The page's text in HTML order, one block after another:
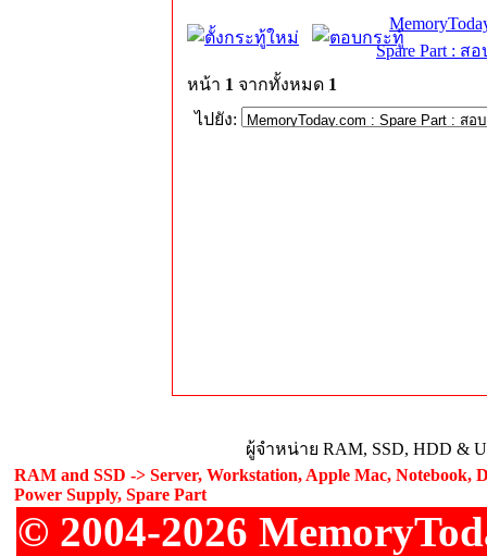
Spare Part : ส
หน้า 1 จากทั้งหมด 1
ไปยัง:
ผู้จำหน่าย RAM, SSD, HDD &
RAM and SSD -> Server, Workstation, Apple Mac, Notebook,
Power Supply, Spare Part
© 2004-2026